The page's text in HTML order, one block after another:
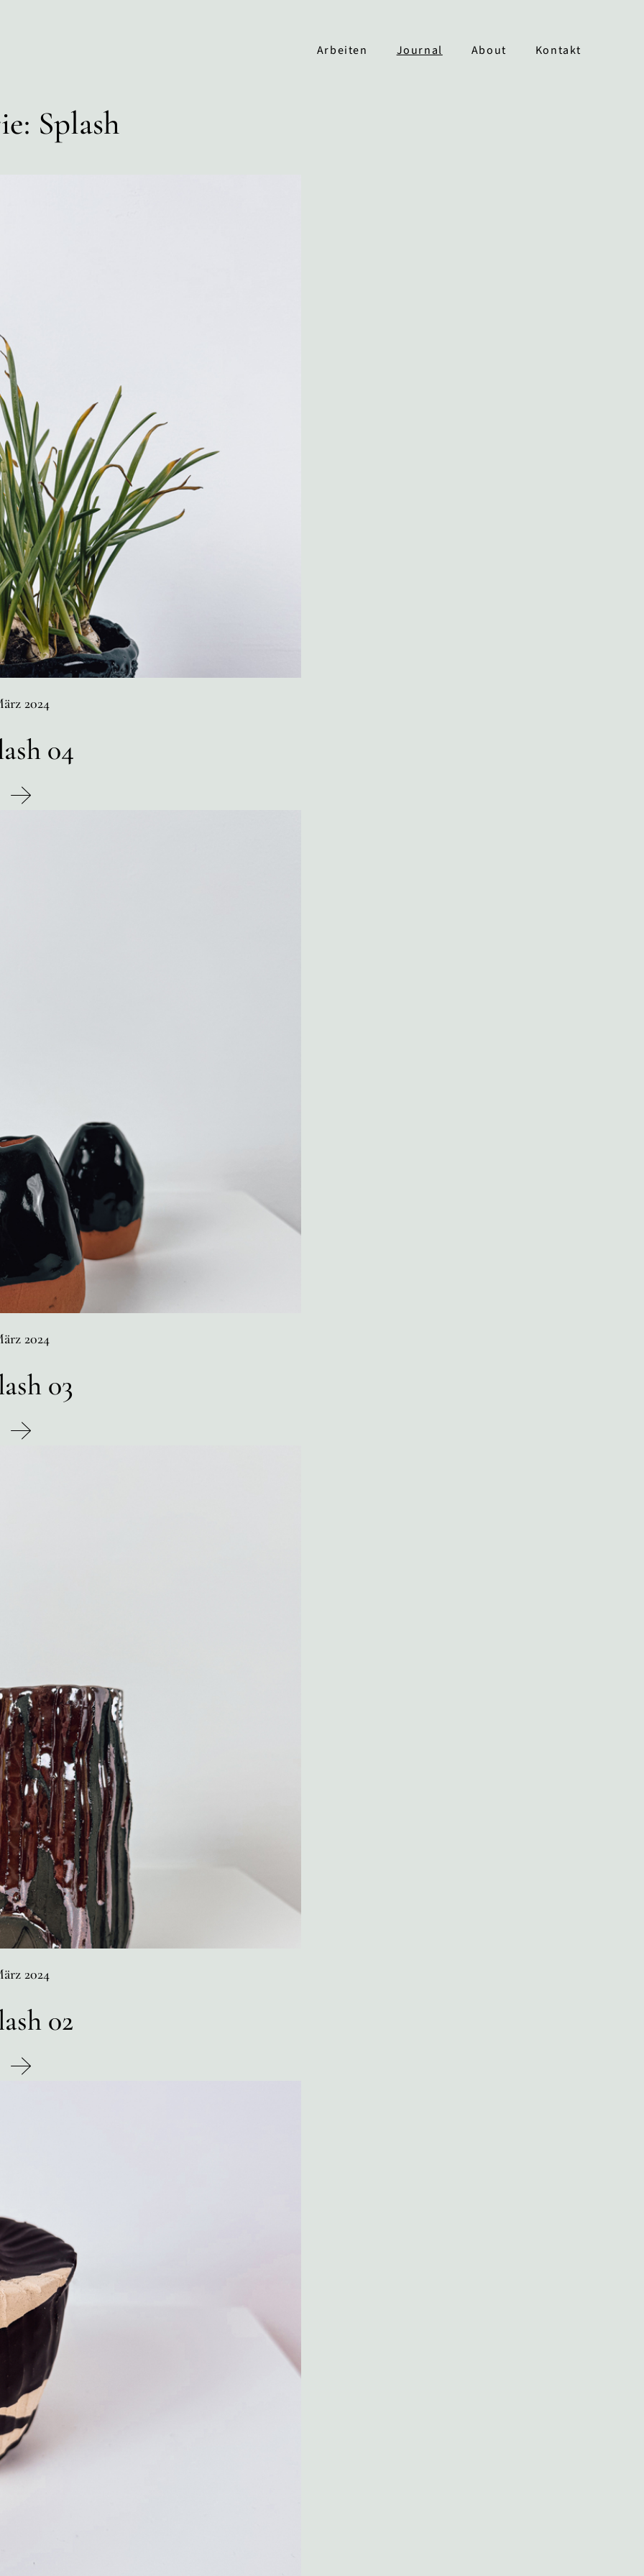
Arbeiten Journal About Kontakt
Splash
2024
04
2024
03
2024
02